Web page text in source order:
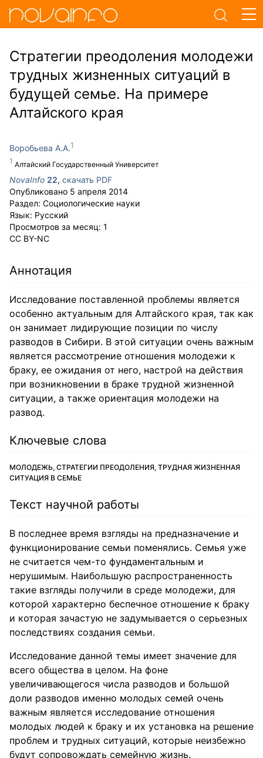
Стратегии преодоления молодежи
трудных жизненных ситуаций в
будущей семье. На примере
Алтайского края
Воробьева А.А.
Алтайский Государственный Университет
NovaInfo 22, скачать PDF
Опубликовано 5 апреля 2014
Раздел: Социологические науки
Язык: Русский
Просмотров за месяц: 1
CC BY-NC
Аннотация
Исследование поставленной проблемы является
особенно актуальным для Алтайского края, так как
он занимает лидирующие позиции по числу
разводов в Сибири. В этой ситуации очень важным
является рассмотрение отношения молодежи к
браку, ее ожидания от него, настрой на действия
при возникновении в браке трудной жизненной
ситуации, а также ориентация молодежи на
развод.
Ключевые слова
МОЛОДЕЖЬ, СТРАТЕГИИ ПРЕОДОЛЕНИЯ, ТРУДНАЯ ЖИЗНЕННАЯ
СИТУАЦИЯ В СЕМЬЕ
Текст научной работы
В последнее время взгляды на предназначение и
функционирование семьи поменялись. Семья уже
не считается чем-то фундаментальным и
нерушимым. Наибольшую распространенность
такие взгляды получили в среде молодежи, для
которой характерно беспечное отношение к браку
и которая зачастую не задумывается о серьезных
последствиях создания семьи.
Исследование данной темы имеет значение для
всего общества в целом. На фоне
увеличивающегося числа разводов и большой
доли разводов именно молодых семей очень
важным является исследование отношения
молодых людей к браку и их установка на решение
проблем и трудных ситуаций, которые неизбежно
будут сопровождать семейную жизнь.